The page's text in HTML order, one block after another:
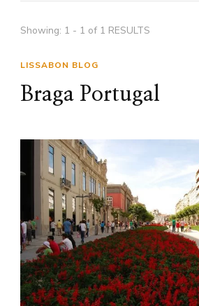
Showing: 1 - 1 of 1 RESULTS
LISSABON BLOG
Braga Portugal